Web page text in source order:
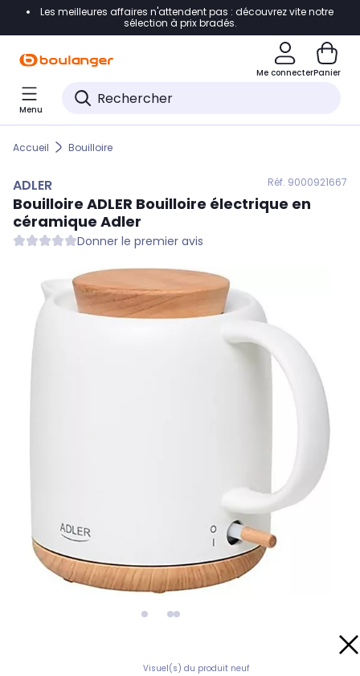
Accéder directement à la navigation
Accéder directement au pied de page
Accéder directement au chatbot
Les meilleures affaires n'attendent pas : découvrez vite notre
sélection à prix bradés.
Me connecterPanier
Menu
Accueil Bouilloire
ADLER Réf. 9000921667
Bouilloire ADLER Bouilloire électrique en
céramique Adler
Donner le premier avis
Visuel(s) du produit neuf